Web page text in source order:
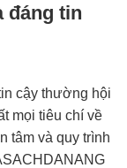
đáng tin
cậy thường hội
mọi tiêu chí về
tâm và quy trình